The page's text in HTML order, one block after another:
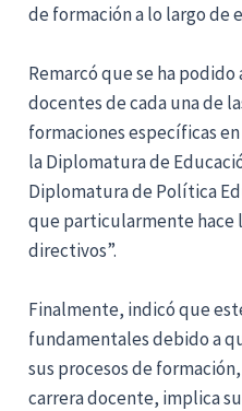
de formación a lo largo de
Remarcó que se ha podido
docentes de cada una de
formaciones específicas
la Diplomatura de
Diplomatura de Política
que particularmente hace
directivos”.
Finalmente, indicó que
fundamentales debido a
sus procesos de
carrera docente, implica